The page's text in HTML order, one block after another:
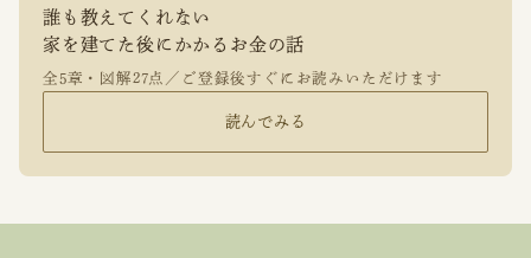
誰も教えてくれない
家を建てた後にかかるお金の話
全5章・図解27点／ご登録後すぐにお読みいただけます
読んでみる